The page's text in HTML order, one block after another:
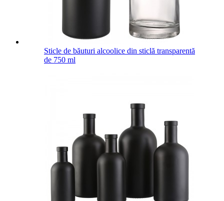
Sticle de băuturi alcoolice din sticlă transparentă
de 750 ml